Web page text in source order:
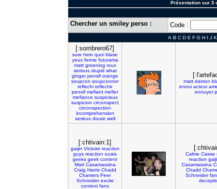
Présentation sur 3
Chercher un smiley perso : Code :
A B C D E F G H I J K
[:sombrero67]
sure hein quoi blase
yeux ferme futurama
matt groening roux
serious stupid what
ginger pensif orange
soupcon soupconner
reflechi reflechir
pensif mefiant mefier
mefiance suspicieux
suspicion circonspect
circonspection
incomprehension
serieux doute well
matt damon
ennui acteur
ennuyer
[:chtivain:1]
gaijin Victoire reaction
guys reaction ouais
geeks geek content
Matt Casamassina
Craig Harris Chadd
Chamers Peer
Schneider excite
content fans
Calme Casse
reaction
Casamassina
Chadd
Schneider